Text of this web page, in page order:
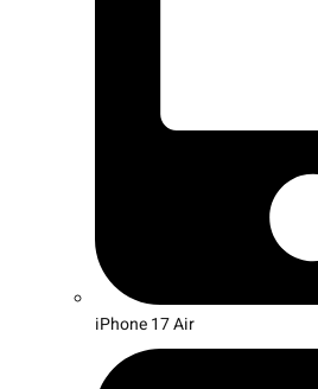
iPhone 17 Air